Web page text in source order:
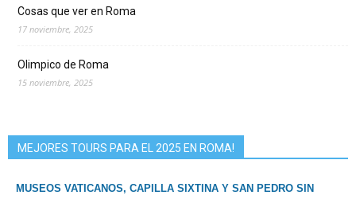
Cosas que ver en Roma
17 noviembre, 2025
Olimpico de Roma
15 noviembre, 2025
MEJORES TOURS PARA EL 2025 EN ROMA!
MUSEOS VATICANOS, CAPILLA SIXTINA Y SAN PEDRO SIN